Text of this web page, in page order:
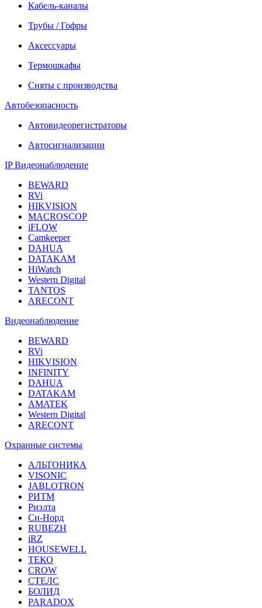
Кабель-каналы
Трубы / Гофры
Аксессуары
Термошкафы
Сняты с производства
Автобезопасность
Автовидеорегистраторы
Автосигнализации
IP Видеонаблюдение
BEWARD
RVi
HIKVISION
MACROSCOP
iFLOW
Camkeeper
DAHUA
DATAKAM
HiWatch
Western Digital
TANTOS
ARECONT
Видеонаблюдение
BEWARD
RVi
HIKVISION
INFINITY
DAHUA
DATAKAM
AMATEK
Western Digital
ARECONT
Охранные системы
АЛЬТОНИКА
VISONIC
JABLOTRON
РИТМ
Риэлта
Си-Норд
RUBEZH
iRZ
HOUSEWELL
ТЕКО
CROW
СТЕЛС
БОЛИД
PARADOX